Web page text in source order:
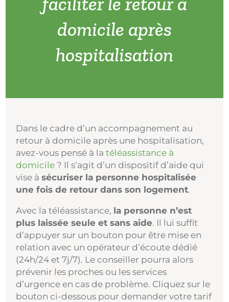
domicile après
hospitalisation
Dans le cadre d’un accompagnement au
retour à domicile après une hospitalisation,
avez-vous pensé à latéléassistance à
domicile ? Il s’agit d’un dispositif d’aide qui
vise àsécuriser la personne hospitalisée
une fois de retour dans son logement.
Avec la téléassistance, la personne n’est
plus laissée seule et sans aide. Il lui suffit
d’appuyer sur un bouton pour être mise en
relation avec un opérateur d’écoute dédié
(24h/24 et 7j/7). Le conseiller pourra alors
prévenir les proches ou les services
d’urgence en cas de problème. Cliquez sur le
bouton ci-dessous pour demander votre tarif